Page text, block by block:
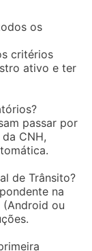
os
critérios
ativo e ter
passar por
CNH,
de Trânsito?
na
ou